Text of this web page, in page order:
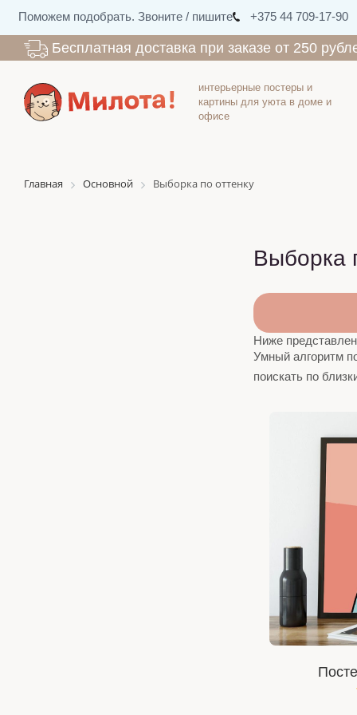
Поможем подобрать. Звоните / пишите +375 44 709-17-90
Бесплатная доставка при заказе от 250
интерьерные постеры и
картины для уюта в доме и
офисе
Главная Основной Выборка по оттенку
Выборка
Ниже
Умный алгоритм
поискать по